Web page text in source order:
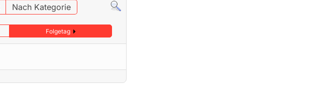
Nach Kategorie
Folgetag